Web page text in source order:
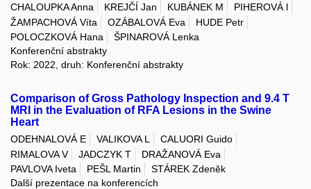
CHALOUPKA Anna KREJČÍ Jan KUBÁNEK M
PIHEROVÁ l
ŽAMPACHOVÁ Víta
OZÁBALOVÁ Eva
HUDE Petr
POLOCZKOVÁ Hana
ŠPINAROVÁ Lenka
Konferenční abstrakty
Rok: 2022, druh: Konferenční abstrakty
Comparison of Gross Pathology Inspection and 9.4 T
MRI in the Evaluation of RFA Lesions in the Swine
Heart
ODEHNALOVÁ E VALIKOVA L
CALUORI Guido
RIMALOVA V
JADCZYK T
DRAŽANOVÁ Eva
PAVLOVA Iveta
PEŠL Martin
STÁREK Zdeněk
Další prezentace na konferencích